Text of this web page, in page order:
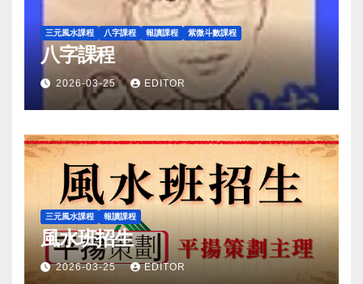
三元風水課程 八字課程 報讀課程 紫微斗數課程
八字課程
2026-03-25 EDITOR
三元風水課程 報讀課程
風水班招生
2026-03-25 EDITOR